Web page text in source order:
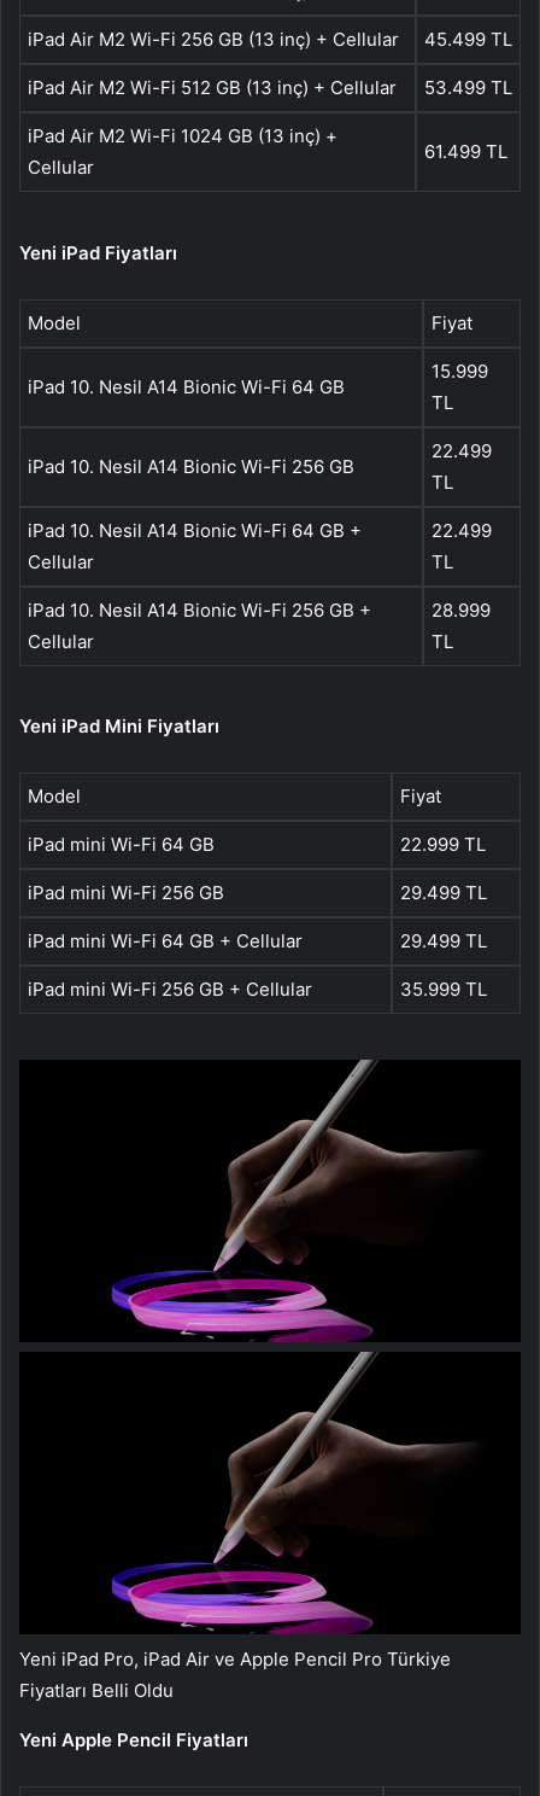
iPad Air M2 Wi-Fi 256 GB (13 inç) + Cellular 45.499 TL
iPad Air M2 Wi-Fi 512 GB (13 inç) + Cellular 53.499 TL
iPad Air M2 Wi-Fi 1024 GB (13 inç) +
Cellular
61.499 TL
Yeni iPad Fiyatları
Model Fiyat
iPad 10. Nesil A14 Bionic Wi-Fi 64 GB
15.999
TL
iPad 10. Nesil A14 Bionic Wi-Fi 256 GB
22.499
TL
iPad 10. Nesil A14 Bionic Wi-Fi 64 GB +
Cellular
22.499
TL
iPad 10. Nesil A14 Bionic Wi-Fi 256 GB +
Cellular
28.999
TL
Yeni iPad Mini Fiyatları
Model Fiyat
iPad mini Wi-Fi 64 GB 22.999 TL
iPad mini Wi-Fi 256 GB 29.499 TL
iPad mini Wi-Fi 64 GB + Cellular 29.499 TL
iPad mini Wi-Fi 256 GB + Cellular 35.999 TL
Yeni iPad Pro, iPad Air ve Apple Pencil Pro Türkiye
Fiyatları Belli Oldu
Yeni Apple Pencil Fiyatları